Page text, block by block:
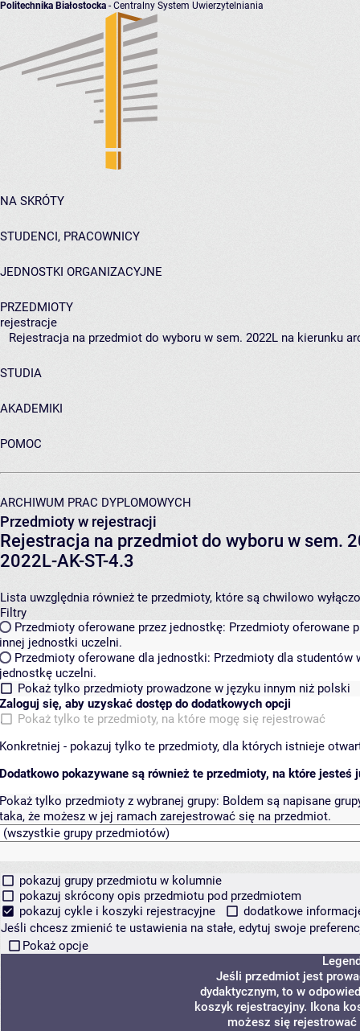
Politechnika Białostocka - Centralny System Uwierzytelniania
NA SKRÓTY
STUDENCI, PRACOWNICY
JEDNOSTKI ORGANIZACYJNE
PRZEDMIOTY
rejestracje
Rejestracja na przedmiot do wyboru w sem. 2022L na kierunku
STUDIA
AKADEMIKI
POMOC
ARCHIWUM PRAC DYPLOMOWYCH
Przedmioty w rejestracji
Rejestracja na przedmiot do wyboru w sem.
2022L-AK-ST-4.3
Lista uwzględnia również te przedmioty, które są chwilowo
Filtry
Przedmioty oferowane przez jednostkę: Przedmioty oferowane
innej jednostki uczelni.
Przedmioty oferowane dla jednostki: Przedmioty dla studentów
jednostkę uczelni.
Pokaż tylko przedmioty prowadzone w języku innym niż polski
Zaloguj się, aby uzyskać dostęp do dodatkowych opcji
Pokaż tylko te przedmioty, na które mogę się rejestrować
Konkretniej - pokazuj tylko te przedmioty, dla których istnieje
Dodatkowo pokazywane są również te przedmioty, na które jesteś
Pokaż tylko przedmioty z wybranej grupy: Boldem są napisane
taka, że możesz w jej ramach zarejestrować się na przedmiot.
pokazuj grupy przedmiotu w kolumnie
pokazuj skrócony opis przedmiotu pod przedmiotem
pokazuj cykle i koszyki rejestracyjne
dodatkowe
Jeśli chcesz zmienić te ustawienia na stałe, edytuj swoje
Pokaż opcje
Jeśli przedmiot jest
dydaktycznym, to w
koszyk rejestracyjny. Ikona
możesz się rejestrować